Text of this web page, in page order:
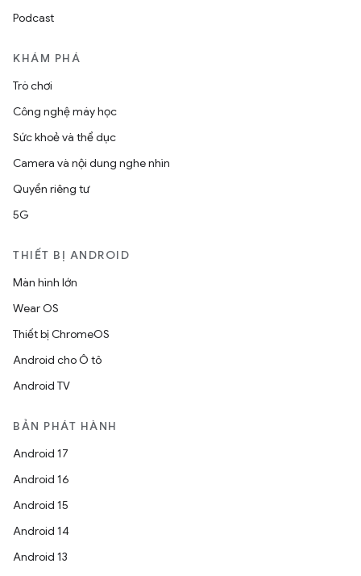
Podcast
KHÁM PHÁ
Trò chơi
Công nghệ máy học
Sức khoẻ và thể dục
Camera và nội dung nghe nhìn
Quyền riêng tư
5G
THIẾT BỊ ANDROID
Màn hình lớn
Wear OS
Thiết bị ChromeOS
Android cho Ô tô
Android TV
BẢN PHÁT HÀNH
Android 17
Android 16
Android 15
Android 14
Android 13